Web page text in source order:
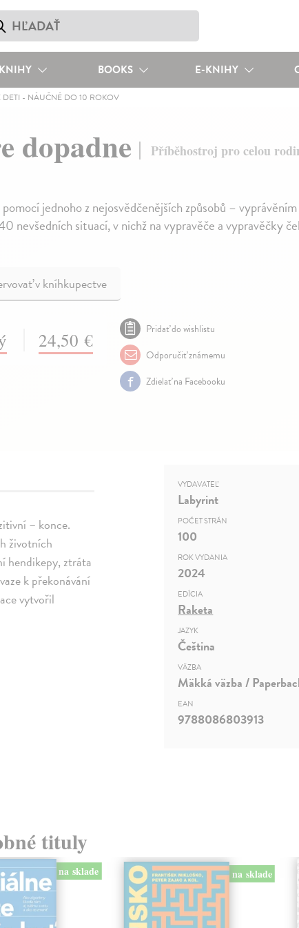
KNIHY BOOKS E-KNIHY
DETI - NÁUČNÉ DO 10 ROKOV
dopadne Příběhostroj pro celou
jednoho z nejosvědčenějších způsobů –
nevšedních situací, v nichž na vypravěče a vypravěčky
v kníhkupectve
24,50 €
Pridať do wishlistu
Odporučiť známemu
Zdielať na Facebooku
– konce.
životních
hendikepy, ztráta
k překonávání
vytvořil
VYDAVATEĽ
Labyrint
POČET STRÁN
100
ROK VYDANIA
2024
EDÍCIA
Raketa
JAZYK
Čeština
VÄZBA
Mäkká väzba /
EAN
9788086803913
tituly
na sklade na sklade